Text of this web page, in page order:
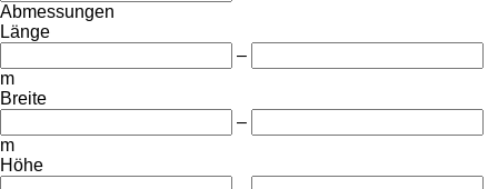
Abmessungen
Länge
–
m
Breite
–
m
Höhe